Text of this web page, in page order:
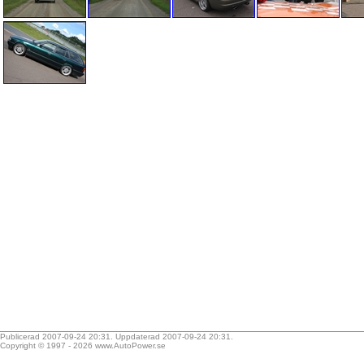
Publicerad 2007-09-24 20:31. Uppdaterad 2007-09-24 20:31.
Copyright © 1997 - 2026 www.AutoPower.se